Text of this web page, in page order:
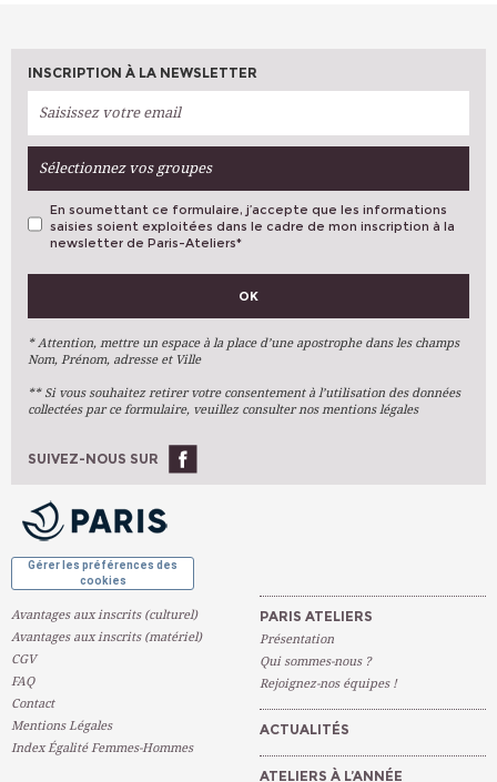
INSCRIPTION À LA NEWSLETTER
Sélectionnez vos groupes
VOS PRÉFÉRENCES
Arts Plastiques
Arts Du Texte
Arts Numériques
Ateliers À L'année
En soumettant ce formulaire, j’accepte que les informations
saisies soient exploitées dans le cadre de mon inscription à la
newsletter de Paris-Ateliers*
OK
* Attention, mettre un espace à la place d’une apostrophe dans les champs
Nom, Prénom, adresse et Ville
** Si vous souhaitez retirer votre consentement à l’utilisation des données
collectées par ce formulaire, veuillez consulter nos mentions légales
SUIVEZ-NOUS SUR
Gérer les préférences des
cookies
Avantages aux inscrits (culturel)
Avantages aux inscrits (matériel)
CGV
FAQ
Contact
Mentions Légales
Index Égalité Femmes-Hommes
PARIS ATELIERS
Présentation
Qui sommes-nous ?
Rejoignez-nos équipes !
ACTUALITÉS
ATELIERS À L’ANNÉE